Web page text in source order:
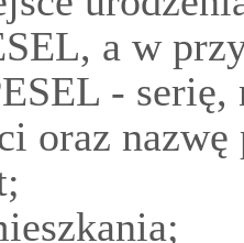
a w
-
oraz